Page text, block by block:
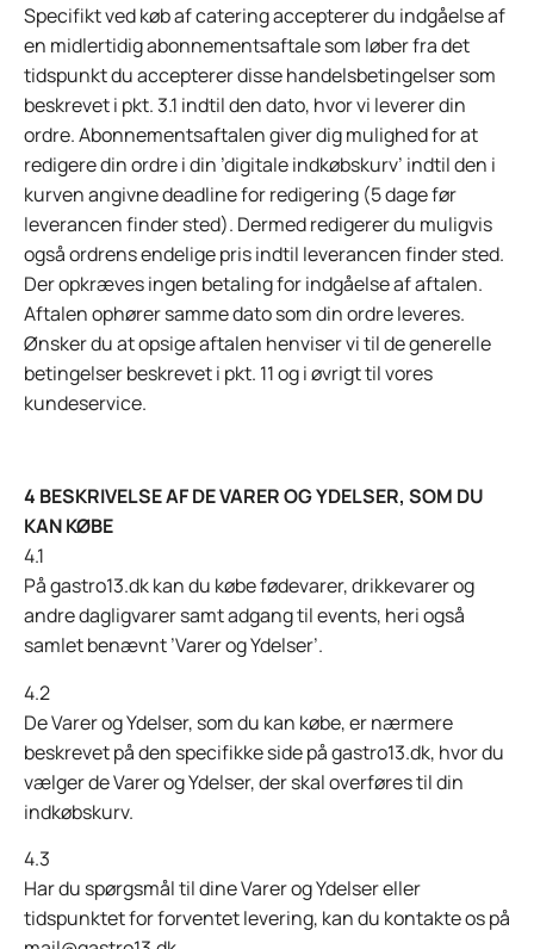
Specifikt ved køb af catering accepterer du indgåelse af
en midlertidig abonnementsaftale som løber fra det
tidspunkt du accepterer disse handelsbetingelser som
beskrevet i pkt. 3.1 indtil den dato, hvor vi leverer din
ordre. Abonnementsaftalen giver dig mulighed for at
redigere din ordre i din ’digitale indkøbskurv’ indtil den i
kurven angivne deadline for redigering (5 dage før
leverancen finder sted). Dermed redigerer du muligvis
også ordrens endelige pris indtil leverancen finder sted.
Der opkræves ingen betaling for indgåelse af aftalen.
Aftalen ophører samme dato som din ordre leveres.
Ønsker du at opsige aftalen henviser vi til de generelle
betingelser beskrevet i pkt. 11 og i øvrigt til vores
kundeservice.
4 BESKRIVELSE AF DE VARER OG YDELSER, SOM DU
KAN KØBE
4.1
På gastro13.dk kan du købe fødevarer, drikkevarer og
andre dagligvarer samt adgang til events, heri også
samlet benævnt ’Varer og Ydelser’.
4.2
De Varer og Ydelser, som du kan købe, er nærmere
beskrevet på den specifikke side på gastro13.dk, hvor du
vælger de Varer og Ydelser, der skal overføres til din
indkøbskurv.
4.3
Har du spørgsmål til dine Varer og Ydelser eller
tidspunktet for forventet levering, kan du kontakte os på